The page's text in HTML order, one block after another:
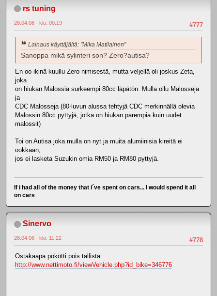
rs tuning
#777
28.04.06 - klo: 00.19
Lainaus käyttäjältä: "Mika Matilainen"
Sanoppa mikä sylinteri son? Zero?autisa?
En oo ikinä kuullu Zero nimisestä, mutta veljellä oli joskus Zeta,
joka
on hiukan Malossia surkeempi 80cc läpätön. Mulla ollu Malosseja
ja
CDC Malosseja (80-luvun alussa tehtyjä CDC merkinnällä olevia
Malossin 80cc pyttyjä, jotka on hiukan parempia kuin uudet
malossit)
Toi on Autisa joka mulla on nyt ja muita alumiinisia kireitä ei
ookkaan,
jos ei lasketa Suzukin omia RM50 ja RM80 pyttyjä.
If i had all of the money that i´ve spent on cars... I would spend it all
on cars
Sinervo
#778
28.04.06 - klo: 11.22
Ostakaapa pökötti pois tallista:
http://www.nettimoto.fi/viewVehicle.php?id_bike=346776